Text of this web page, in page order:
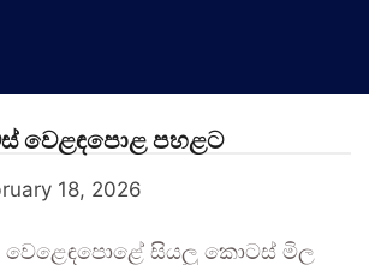
වෙළඳපොළ පහළට
18, 2026
සියලු කොටස් මිල